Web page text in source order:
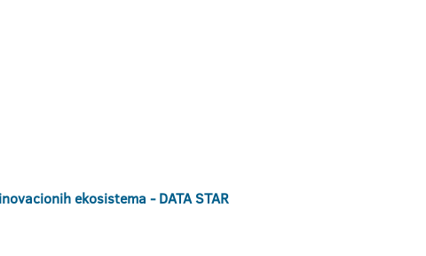
ekosistema - DATA STAR